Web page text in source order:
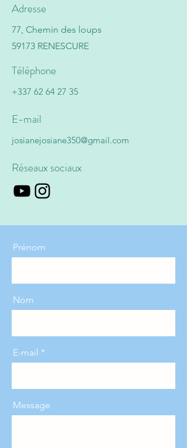
Adresse
77, Chemin des loups
59173 RENESCURE
Téléphone
+337 62 64 27 35
E-mail
josianejosiane350@gmail.com
Réseaux sociaux
Prénom
Nom
E-mail
Message